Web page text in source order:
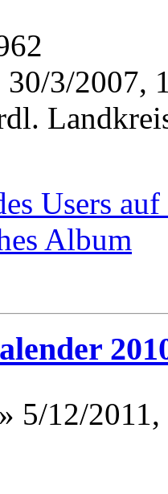
30/3/2007,
Users
Album
» 5/12/